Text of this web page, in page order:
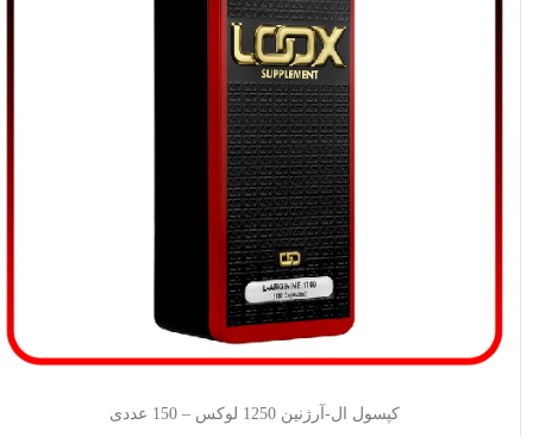
کپسول ال-آرژنین 1250 لوکس – 150 عددی